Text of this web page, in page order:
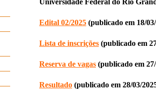
Edital 02/2025 (publicado em 18/
Lista de inscrições (publicado em
Reserva de vagas (publicado em
Resultado (publicado em 28/03/